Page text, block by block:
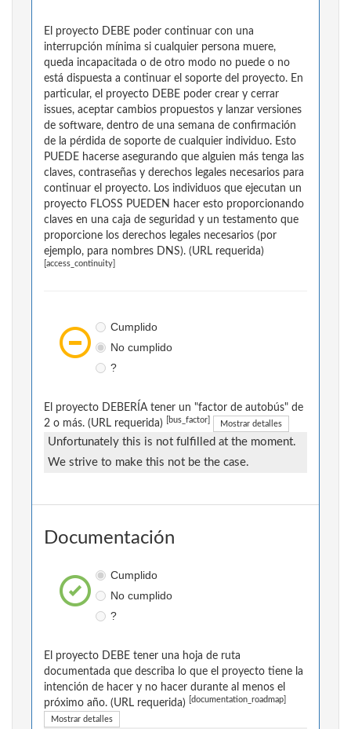
El proyecto DEBE poder continuar con una
interrupción mínima si cualquier persona muere,
queda incapacitada o de otro modo no puede o no
está dispuesta a continuar el soporte del proyecto. En
particular, el proyecto DEBE poder crear y cerrar
issues, aceptar cambios propuestos y lanzar versiones
de software, dentro de una semana de confirmación
de la pérdida de soporte de cualquier individuo. Esto
PUEDE hacerse asegurando que alguien más tenga las
claves, contraseñas y derechos legales necesarios para
continuar el proyecto. Los individuos que ejecutan un
proyecto FLOSS PUEDEN hacer esto proporcionando
claves en una caja de seguridad y un testamento que
proporcione los derechos legales necesarios (por
ejemplo, para nombres DNS). (URL requerida)
[access_continuity]
Cumplido
No cumplido
?
El proyecto DEBERÍA tener un "factor de autobús" de
2 o más. (URL requerida)
[bus_factor] Mostrar detalles
Unfortunately this is not fulfilled at the moment.
We strive to make this not be the case.
Documentación
Cumplido
No cumplido
?
El proyecto DEBE tener una hoja de ruta
documentada que describa lo que el proyecto tiene la
intención de hacer y no hacer durante al menos el
próximo año. (URL requerida)
[documentation_roadmap]
Mostrar detalles